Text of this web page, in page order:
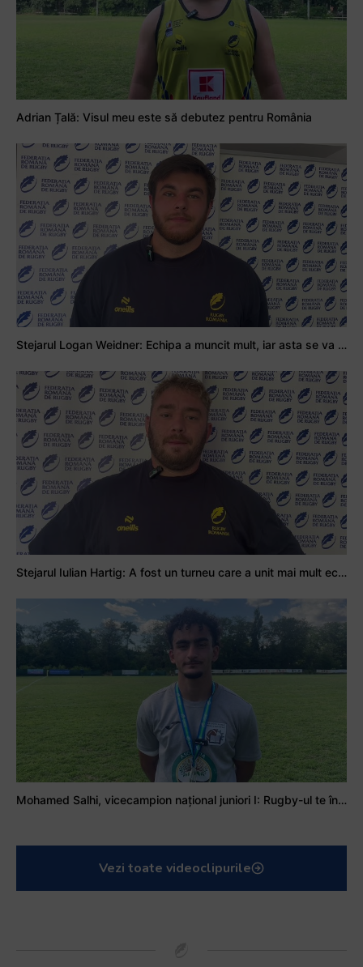
Adrian Țală: Visul meu este să debutez pentru România
Stejarul Logan Weidner: Echipa a muncit mult, iar asta se va vedea în meciurile de la Nations Cup
Stejarul Iulian Hartig: A fost un turneu care a unit mai mult echipa
Mohamed Salhi, vicecampion național juniori I: Rugby-ul te învață să accepți și înfrângerile
Vezi toate videoclipurile